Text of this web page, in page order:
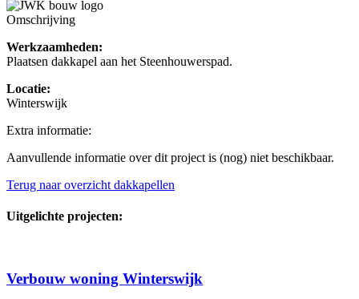
Omschrijving
Werkzaamheden:
Plaatsen dakkapel aan het Steenhouwerspad.
Locatie:
Winterswijk
Extra informatie:
Aanvullende informatie over dit project is (nog) niet beschikbaar.
Terug naar overzicht dakkapellen
Uitgelichte projecten:
Verbouw woning Winterswijk